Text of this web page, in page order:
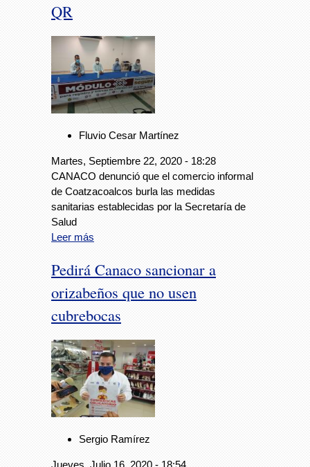
QR
Fluvio Cesar Martínez
Martes, Septiembre 22, 2020 - 18:28
CANACO denunció que el comercio informal
de Coatzacoalcos burla las medidas
sanitarias establecidas por la Secretaría de
Salud
Leer más
Pedirá Canaco sancionar a
orizabeños que no usen
cubrebocas
Sergio Ramírez